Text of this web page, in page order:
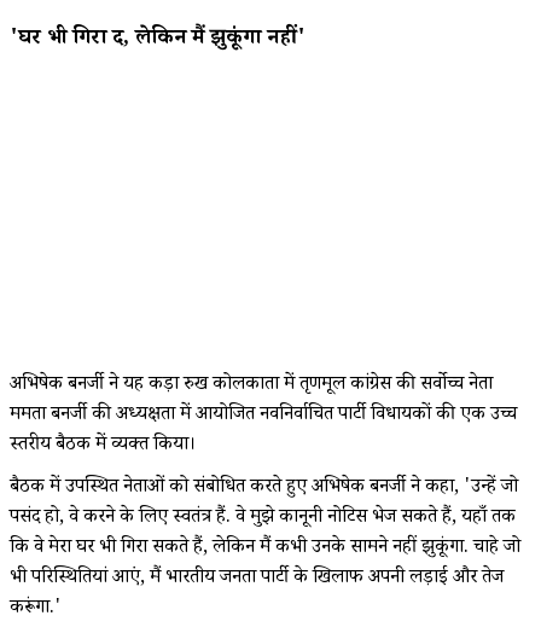
'घर भी गिरा दें, लेकिन मैं झुकूंगा नहीं'
अभिषेक बनर्जी ने यह कड़ा रुख कोलकाता में तृणमूल कांग्रेस की सर्वोच्च नेता
ममता बनर्जी की अध्यक्षता में आयोजित नवनिर्वाचित पार्टी विधायकों की एक उच्च
स्तरीय बैठक में व्यक्त किया।
बैठक में उपस्थित नेताओं को संबोधित करते हुए अभिषेक बनर्जी ने कहा, 'उन्हें जो
पसंद हो, वे करने के लिए स्वतंत्र हैं. वे मुझे कानूनी नोटिस भेज सकते हैं, यहाँ तक
कि वे मेरा घर भी गिरा सकते हैं, लेकिन मैं कभी उनके सामने नहीं झुकूंगा. चाहे जो
भी परिस्थितियां आएं, मैं भारतीय जनता पार्टी के खिलाफ अपनी लड़ाई और तेज
करूंगा.'